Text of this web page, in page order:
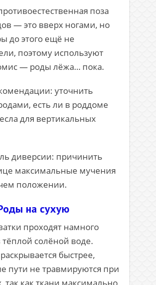
поза
— это вверх ногами, но
до этого ещё не
поэтому используют
— роды лёжа… пока.
уточнить
есть ли в роддоме
для вертикальных
диверсии: причинить
максимальные мучения
положении.
на сухую
проходят намного
тёплой солёной воде.
быстрее,
пути не травмируются при
так как ткани максимально